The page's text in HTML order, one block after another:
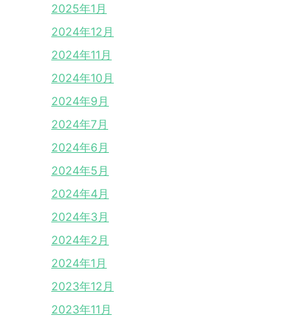
2025年1月
2024年12月
2024年11月
2024年10月
2024年9月
2024年7月
2024年6月
2024年5月
2024年4月
2024年3月
2024年2月
2024年1月
2023年12月
2023年11月